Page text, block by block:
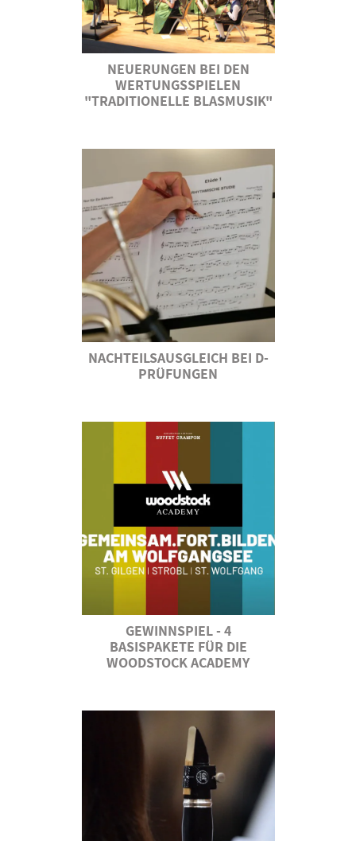
NEUERUNGEN BEI DEN
WERTUNGSSPIELEN
"TRADITIONELLE BLASMUSIK"
NACHTEILSAUSGLEICH BEI D-
PRÜFUNGEN
GEWINNSPIEL - 4
BASISPAKETE FÜR DIE
WOODSTOCK ACADEMY